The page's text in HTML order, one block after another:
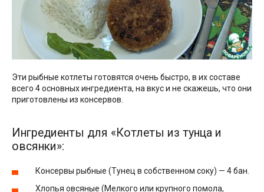
Эти рыбные котлеты готовятся очень быстро, в их составе
всего 4 основных ингредиента, на вкус и не скажешь, что они
приготовлены из консервов.
Ингредиенты для «Котлеты из тунца и
овсянки»:
Консервы рыбные (Тунец в собственном соку) — 4 бан.
Хлопья овсяные (Мелкого или крупного помола,